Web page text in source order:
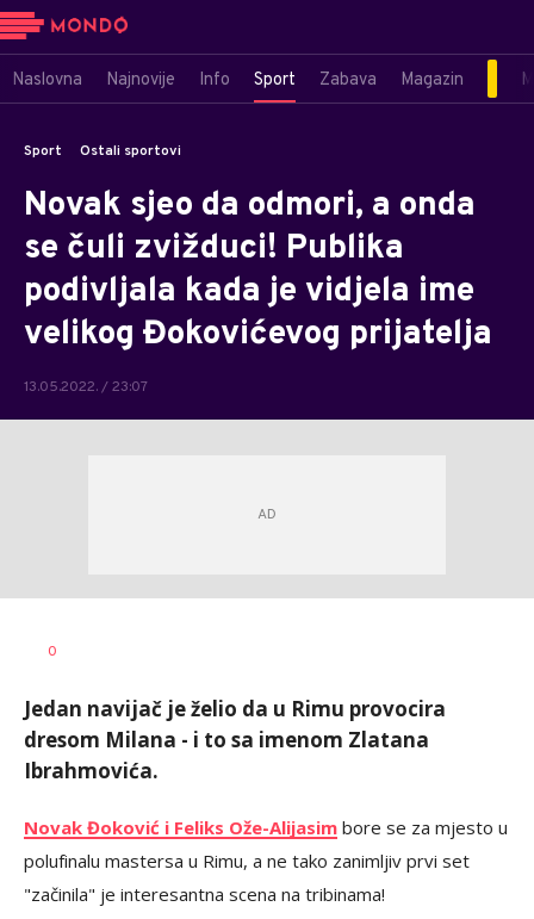
Naslovna Najnovije Info Sport Zabava Magazin
Sport Ostali sportovi
Novak sjeo da odmori, a onda
se čuli zvižduci! Publika
podivljala kada je vidjela ime
velikog Đokovićevog prijatelja
13.05.2022. / 23:07
AUTOR
0
Jedan navijač je želio da u Rimu provocira
dresom Milana - i to sa imenom Zlatana
Ibrahmovića.
Novak Đoković i Feliks Ože-Alijasim bore se za mjesto u
polufinalu mastersa u Rimu, a ne tako zanimljiv prvi set
"začinila" je interesantna scena na tribinama!